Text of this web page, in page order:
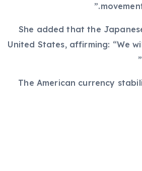
She added that the
United States, affirming: “We
The American currency